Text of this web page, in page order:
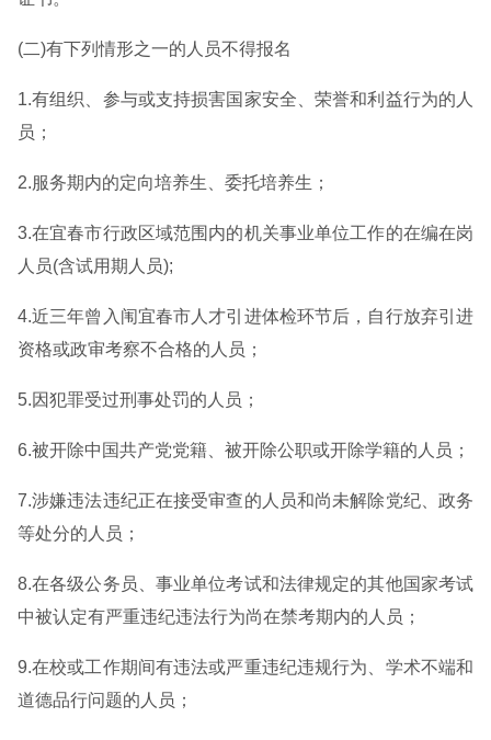
(二)有下列情形之一的人员不得报名
1.有组织、参与或支持损害国家安全、荣誉和利益行为的人
员；
2.服务期内的定向培养生、委托培养生；
3.在宜春市行政区域范围内的机关事业单位工作的在编在岗
人员(含试用期人员);
4.近三年曾入闱宜春市人才引进体检环节后，自行放弃引进
资格或政审考察不合格的人员；
5.因犯罪受过刑事处罚的人员；
6.被开除中国共产党党籍、被开除公职或开除学籍的人员；
7.涉嫌违法违纪正在接受审查的人员和尚未解除党纪、政务
等处分的人员；
8.在各级公务员、事业单位考试和法律规定的其他国家考试
中被认定有严重违纪违法行为尚在禁考期内的人员；
9.在校或工作期间有违法或严重违纪违规行为、学术不端和
道德品行问题的人员；